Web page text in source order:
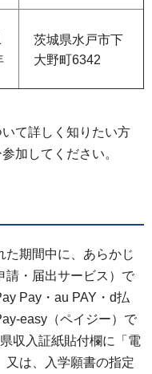
茨城県水戸市下
大野町6342
て詳しく知りたい方
加してください。
た期間中に、あらかじ
請・届出サービス）で
Pay・au PAY・d払
easy（ペイジー）で
収入証紙貼付欄に「電
又は、入学願書の指定